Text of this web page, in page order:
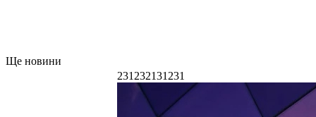
Ще новини
231232131231